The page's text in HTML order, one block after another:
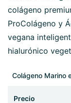
colágeno
ProColágeno y
vegana
hialurónico
Colágeno Marino
Precio